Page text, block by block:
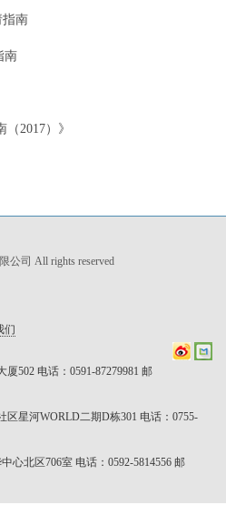
指南
南
2017）》
公司 All rights reserved
们
502 电话：0591-87279981 邮
星河WORLD二期D栋301 电话：0755-
心北区706室 电话：0592-5814556 邮